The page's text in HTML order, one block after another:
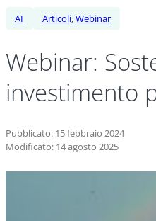
AI Articoli,Webinar
Webinar:
investimento
Pubblicato: 15 febbraio 2024
Modificato: 14 agosto 2025